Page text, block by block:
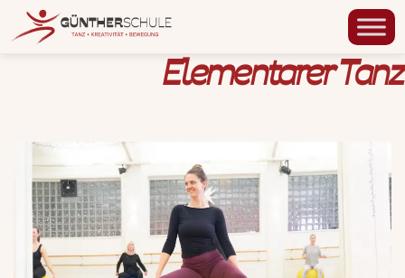
Elementarer Tanz